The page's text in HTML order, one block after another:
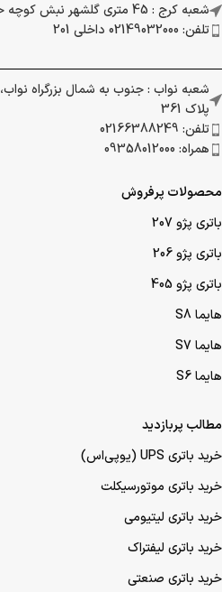
شعبه کرج : 45 متری گلشهر نبش کوچه حسن زاده
تلفن: 02149032000 داخلی 201
شعبه نواب : جنوب به شمال بزرگراه
پلاک 361
تلفن: 02166388249
همراه: 09358012000
محصولات پرفروش
باتری پژو 207
باتری پژو 206
باتری پژو 405
هایما S8
هایما S7
هایما S6
مطالب پربازدید
خرید باتری UPS (یو‌پی‌اس)
خرید باتری موتورسیکلت
خرید باتری لیتیومی
خرید باتری لیفتراک
خرید باتری صنعتی